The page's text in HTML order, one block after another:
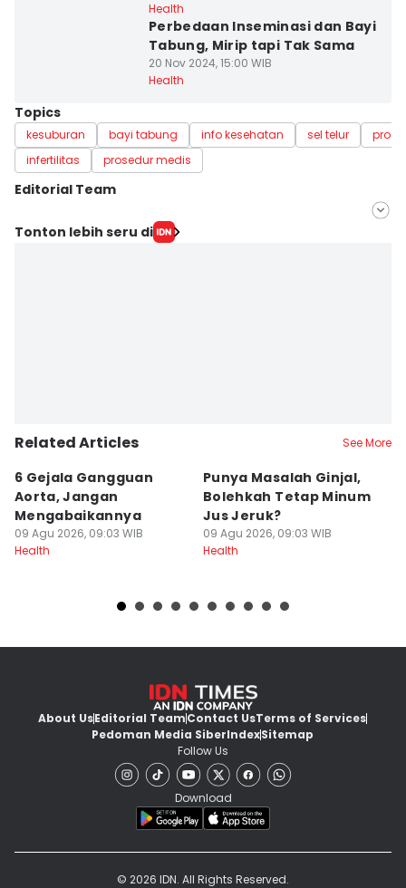
Health
Perbedaan Inseminasi dan Bayi
Tabung, Mirip tapi Tak Sama
20 Nov 2024, 15:00 WIB
Health
Topics
kesuburan bayi tabung info kesehatan sel telur
infertilitas
prosedur medis
Editorial Team
Editor
Tonton lebih seru di
Related Articles See More
6 Gejala Gangguan
Aorta, Jangan
Mengabaikannya
09 Agu 2026, 09:03 WIB
Health
Punya Masalah Ginjal,
Bolehkah Tetap Minum
Jus Jeruk?
09 Agu 2026, 09:03 WIB
Health
About UsEditorial TeamContact UsTerms of Services
Pedoman Media SiberIndexSitemap
Follow Us
Download
© 2026 IDN. All Rights Reserved.